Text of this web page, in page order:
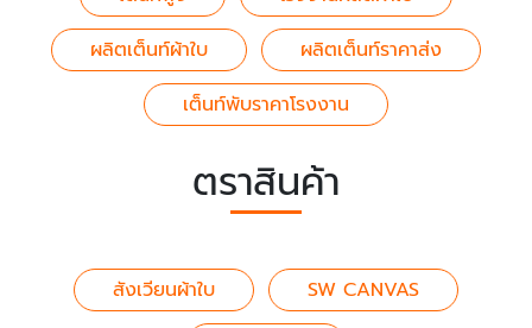
ผลิตเต็นท์ผ้าใบ
ผลิตเต็นท์ราคาส่ง
เต็นท์พับราคาโรงงาน
ตราสินค้า
สังเวียนผ้าใบ
SW CANVAS